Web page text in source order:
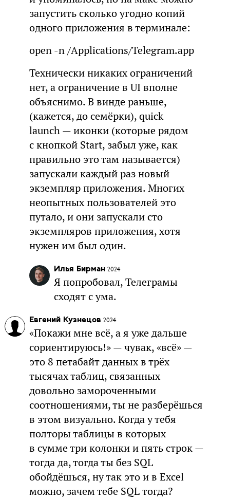
запустить сколько угодно копий
одного приложения в терминале:
open -n /Applications/Telegram.app
Технически никаких ограничений
нет, а ограничение в UI вполне
объяснимо. В винде раньше,
(кажется, до семёрки), quick
launch — иконки (которые рядом
с кнопкой Start, забыл уже, как
правильно это там называется)
запускали каждый раз новый
экземпляр приложения. Многих
неопытных пользователей это
путало, и они запускали сто
экземпляров приложения, хотя
нужен им был один.
Илья Бирман 2024
Я попробовал, Телеграмы
сходят с ума.
Евгений Кузнецов 2024
«Покажи мне всё, а я уже дальше
сориентируюсь!» — чувак, «всё» —
это 8 петабайт данных в трёх
тысячах таблиц, связанных
довольно замороченными
соотношениями, ты не разберёшься
в этом визуально. Когда у тебя
полторы таблицы в которых
в сумме три колонки и пять строк —
тогда да, тогда ты без SQL
обойдёшься, ну так это и в Excel
можно, зачем тебе SQL тогда?